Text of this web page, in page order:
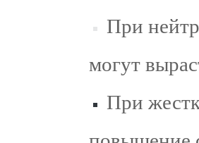
При
могут
При